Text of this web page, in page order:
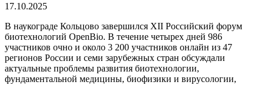
17.10.2025
В наукограде Кольцово завершился XII Российский форум
биотехнологий OpenBio. В течение четырех дней 986
участников очно и около 3 200 участников онлайн из 47
регионов России и семи зарубежных стран обсуждали
актуальные проблемы развития биотехнологии,
фундаментальной медицины, биофизики и вирусологии,